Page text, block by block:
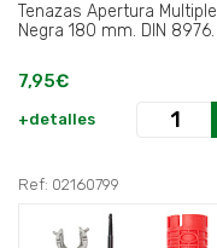
Tenazas Apertura Multiple
Negra 180 mm. DIN 8976.
7,95€
+detalles
Ref: 02160799